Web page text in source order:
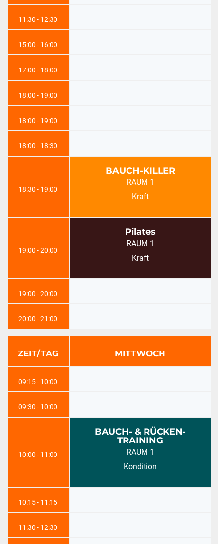
11:30 - 12:30
15:00 - 16:00
17:00 - 18:00
18:00 - 19:00
18:00 - 19:00
18:00 - 18:30
18:30 - 19:00
19:00 - 20:00
19:00 - 20:00
20:00 - 21:00
BAUCH-KILLER
RAUM 1
Kraft
Pilates
RAUM 1
Kraft
ZEIT/TAG
09:15 - 10:00
09:30 - 10:00
10:00 - 11:00
10:15 - 11:15
11:30 - 12:30
MITTWOCH
BAUCH- & RÜCKEN-
TRAINING
RAUM 1
Kondition